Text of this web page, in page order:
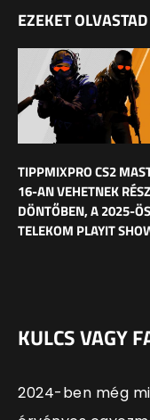
EZEKET
TIPPMIXPRO CS2
16-AN VEHETNEK
DÖNTŐBEN, A 2025-ÖS
TELEKOM PLAYIT
KULCS VAGY
2024-ben még